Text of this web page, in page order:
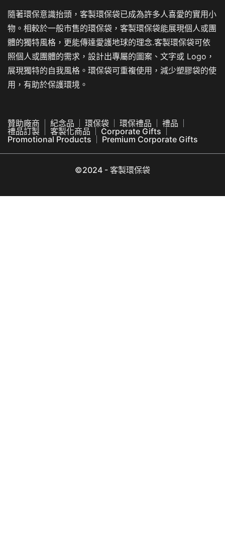
隨著環保意識抬頭，客製環保袋已成為許多人喜愛的實用小
物。相較於一般市售的環保袋，客製環保袋能展現個人或團
體的獨特風格，更能傳達愛護地球的理念.客製環保袋可依
照個人或團體的需求，設計出專屬的圖案、文字或 Logo，
展現獨特的自我風格。環保袋可重複使用，減少塑膠袋的使
用，有助於保護環境。
贊助廠商 紀念品 環保袋 環保禮品
禮品
禮品訂製
客製化商品
Corporate Gifts
Promotional Products
Premium Corporate Gifts
©2024 - 客製環保袋